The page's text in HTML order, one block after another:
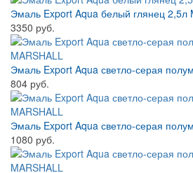
Эмаль Export Aqua белый глянец 2,5л
3350 руб.
Эмаль Export Aqua светло-серая
804 руб.
Эмаль Export Aqua светло-серая
1080 руб.